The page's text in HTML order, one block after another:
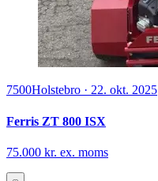
7500Holstebro · 22. okt. 2025
Ferris ZT 800 ISX
75.000 kr. ex. moms